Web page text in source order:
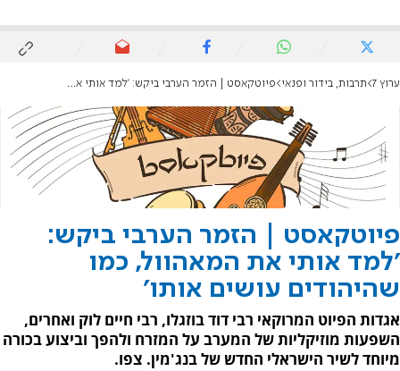
ערוץ 7 תרבות, בידור ופנאי פיוטקאסט | הזמר הערבי ביקש: 'למד אותי את המאהוול, כמו שהיהודים עושים אותו'
פיוטקאסט | הזמר הערבי ביקש:
'למד אותי את המאהוול, כמו
שהיהודים עושים אותו'
אגדות הפיוט המרוקאי רבי דוד בוזגלו, רבי חיים לוק ואחרים,
השפעות מוזיקליות של המערב על המזרח ולהפך וביצוע בכורה
מיוחד לשיר הישראלי החדש של בנג'מין. צפו.